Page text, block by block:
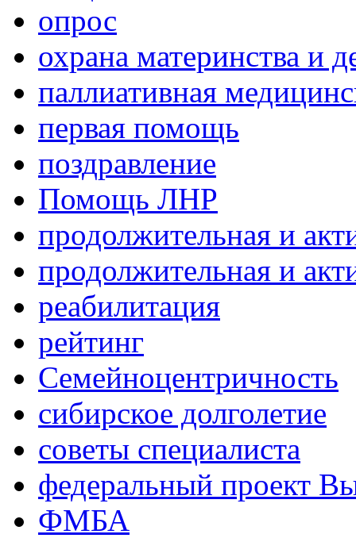
опрос
охрана материнства и
паллиативная
первая помощь
поздравление
Помощь ЛНР
продолжительная и
продолжительная и
реабилитация
рейтинг
Семейноцентричность
сибирское долголетие
советы специалиста
федеральный проект
ФМБА